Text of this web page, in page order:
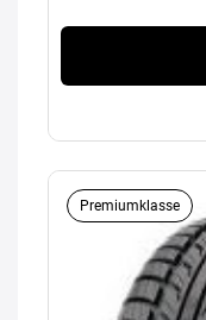
Premiumklasse